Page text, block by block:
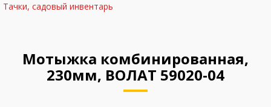
Тачки, садовый инвентарь
Мотыжка комбинированная,
230мм, ВОЛАТ 59020-04